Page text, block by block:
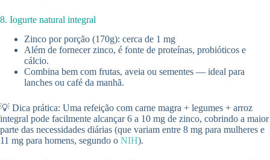
8. Iogurte natural integral
Zinco por porção (170g): cerca de 1 mg
Além de fornecer zinco, é fonte de proteínas, probióticos e
cálcio.
Combina bem com frutas, aveia ou sementes — ideal para
lanches ou café da manhã.
💡 Dica prática: Uma refeição com carne magra + legumes + arroz
integral pode facilmente alcançar 6 a 10 mg de zinco, cobrindo a maior
parte das necessidades diárias (que variam entre 8 mg para mulheres e
11 mg para homens, segundo o NIH).